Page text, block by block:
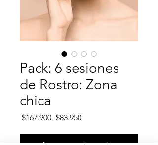
Pack: 6 sesiones
de Rostro: Zona
chica
$167.900 Precio
$83.950Precio
oferta